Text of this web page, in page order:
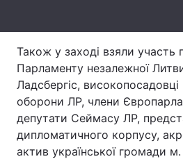
Контакти
Послуги
Також у заході взяли участь
Парламенту незалежної
Ладсбергіс, високопосадовці
оборони ЛР, члени
депутати Сеймасу ЛР,
дипломатичного корпусу,
актив української громади